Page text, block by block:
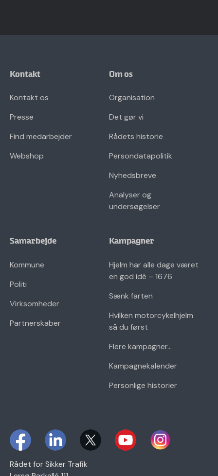
Kontakt
Kontakt os
Presse
Find medarbejder
Webshop
Om os
Organisation
Det gør vi
Rådets historie
Persondatapolitik
Nyhedsbreve
Analyser og
undersøgelser
Samarbejde
Kommune
Politi
Virksomheder
Partnerskaber
Kampagner
Hjelm har alle dage været
en god idé – 1676
Sænk farten
Hvilken motorcykelhjelm
så du først
Flere kampagner...
Kampagnekalender
Personlige historier
Rådet for Sikker Trafik